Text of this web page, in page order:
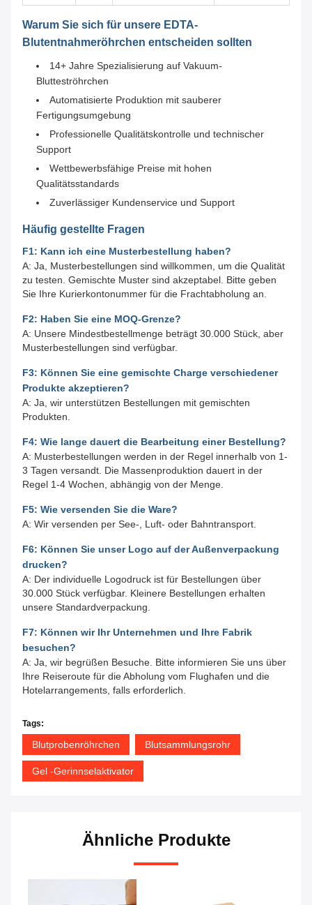
Warum Sie sich für unsere EDTA-
Blutentnahmeröhrchen entscheiden sollten
14+ Jahre Spezialisierung auf Vakuum-
Blutteströhrchen
Automatisierte Produktion mit sauberer
Fertigungsumgebung
Professionelle Qualitätskontrolle und technischer
Support
Wettbewerbsfähige Preise mit hohen
Qualitätsstandards
Zuverlässiger Kundenservice und Support
Häufig gestellte Fragen
F1: Kann ich eine Musterbestellung haben?
A: Ja, Musterbestellungen sind willkommen, um die Qualität
zu testen. Gemischte Muster sind akzeptabel. Bitte geben
Sie Ihre Kurierkontonummer für die Frachtabholung an.
F2: Haben Sie eine MOQ-Grenze?
A: Unsere Mindestbestellmenge beträgt 30.000 Stück, aber
Musterbestellungen sind verfügbar.
F3: Können Sie eine gemischte Charge verschiedener
Produkte akzeptieren?
A: Ja, wir unterstützen Bestellungen mit gemischten
Produkten.
F4: Wie lange dauert die Bearbeitung einer Bestellung?
A: Musterbestellungen werden in der Regel innerhalb von 1-
3 Tagen versandt. Die Massenproduktion dauert in der
Regel 1-4 Wochen, abhängig von der Menge.
F5: Wie versenden Sie die Ware?
A: Wir versenden per See-, Luft- oder Bahntransport.
F6: Können Sie unser Logo auf der Außenverpackung
drucken?
A: Der individuelle Logodruck ist für Bestellungen über
30.000 Stück verfügbar. Kleinere Bestellungen erhalten
unsere Standardverpackung.
F7: Können wir Ihr Unternehmen und Ihre Fabrik
besuchen?
A: Ja, wir begrüßen Besuche. Bitte informieren Sie uns über
Ihre Reiseroute für die Abholung vom Flughafen und die
Hotelarrangements, falls erforderlich.
Tags:
Blutprobenröhrchen Blutsammlungsrohr
Gel -Gerinnselaktivator
Ähnliche Produkte